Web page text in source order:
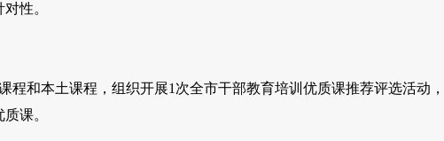
性。
和本土课程，组织开展1次全市干部教育培训优质课推荐评选活动
课。